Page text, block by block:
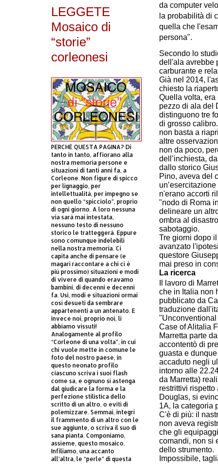
da computer
la probabilità di
quella che
persona".
Secondo lo
dell'ala avrebbe
carburante e
Già nel 2014,
chiesto la
Quella volta, era
pezzo di ala del
distinguono tre
di grosso
non basta a
altre
non da poco,
dell’inchiesta,
dallo storico
Pino, aveva del
n'erano accorti
"nodo di Roma
delineare un
ombra al
sabotaggio.
Tre giorni dopo
avanzato
questore
mai preso in
La ricerca
Il lavoro di
che in Italia non
pubblicato da
traduzione
Case of Alitalia
Marretta parte
accontentò di
guasta e
accaduto negli
intorno alle
da Marretta)
restrittivi
Douglas, si
1A, la categoria
C'è di più: il
non aveva
che gli
comandi, non si
dello strumento.
Impossibile,
LEGGETE
Mosaico di
“storie”
corleonesi
PERCHÈ QUESTA PAGINA? Di
tanto in tanto, affiorano alla
nostra memoria persone e
situazioni di tanti anni fa, a
Corleone. Non figure di spicco
per lignaggio, per
intellettualità, per impegno se
non quello “spicciolo”, proprio
di ogni giorno. A loro nessuna
via sarà mai intestata,
nessuno testo di nessuno
storico le tratteggerà. Eppure
sono comunque indelebili
nella nostra memoria. Ci
capita anche di pensare (e
magari raccontare a chi ci è
più prossimo) situazioni e modi
di vivere di quando eravamo
bambini, di decenni e decenni
fa. Usi, modi e situazioni ormai
così desueti da sembrare
appartenenti a un antenato. E
invece noi, proprio noi, li
abbiamo vissuti!
Analogamente al profilo
“Corleone di una volta”, in cui
chi vuole mette in comune le
foto del nostro paese, in
questo neonato profilo
ciascuno scriva i suoi flash
come sa, e ognuno si astenga
dal giudicare la forma e la
perfezione stilistica dello
scritto di un altro, o eviti di
polemizzare. Semmai, integri
il frammento di un altro con le
sue aggiunte, o scriva il suo di
sana pianta. Componiamo,
assieme, questo mosaico.
Infiliamo, una accanto
all’altra, le “perle” di questa